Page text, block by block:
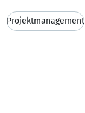
Projektmanagement